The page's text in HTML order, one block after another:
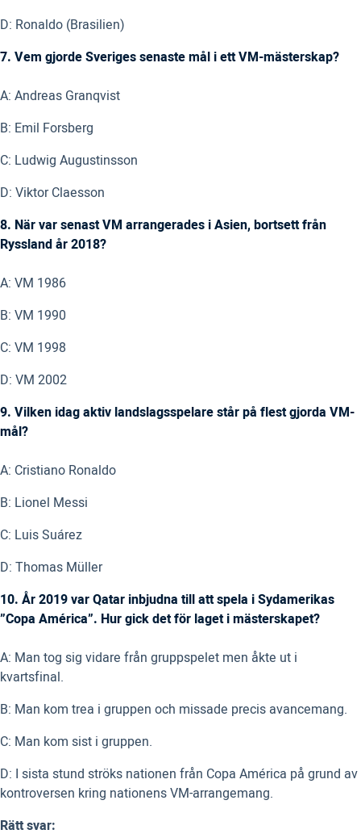
D: Ronaldo (Brasilien)
7. Vem gjorde Sveriges senaste mål i ett VM-mästerskap?
A: Andreas Granqvist
B: Emil Forsberg
C: Ludwig Augustinsson
D: Viktor Claesson
8. När var senast VM arrangerades i Asien, bortsett från
Ryssland år 2018?
A: VM 1986
B: VM 1990
C: VM 1998
D: VM 2002
9. Vilken idag aktiv landslagsspelare står på flest gjorda VM-
mål?
A: Cristiano Ronaldo
B: Lionel Messi
C: Luis Suárez
D: Thomas Müller
10. År 2019 var Qatar inbjudna till att spela i Sydamerikas
”Copa América”. Hur gick det för laget i mästerskapet?
A: Man tog sig vidare från gruppspelet men åkte ut i
kvartsfinal.
B: Man kom trea i gruppen och missade precis avancemang.
C: Man kom sist i gruppen.
D: I sista stund ströks nationen från Copa América på grund av
kontroversen kring nationens VM-arrangemang.
Rätt svar: